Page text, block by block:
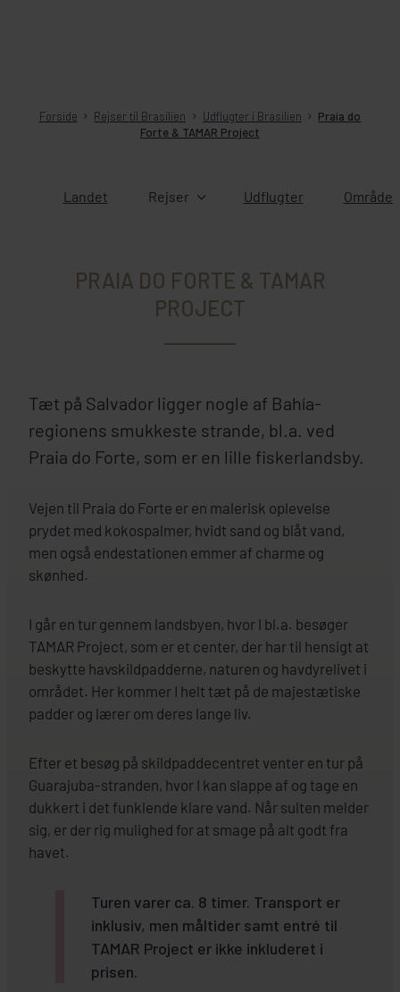
Forside Rejser til Brasilien Udflugter i Brasilien
Praia do
Forte & TAMAR Project
Landet Rejser Udflugter
PRAIA DO FORTE & TAMAR
PROJECT
Tæt på Salvador ligger nogle af Bahía-
regionens smukkeste strande, bl.a. ved
Praia do Forte, som er en lille fiskerlandsby.
Vejen til Praia do Forte er en malerisk oplevelse
prydet med kokospalmer, hvidt sand og blåt vand,
men også endestationen emmer af charme og
skønhed.
I går en tur gennem landsbyen, hvor I bl.a. besøger
TAMAR Project, som er et center, der har til hensigt at
beskytte havskildpadderne, naturen og havdyrelivet i
området. Her kommer I helt tæt på de majestætiske
padder og lærer om deres lange liv.
Efter et besøg på skildpaddecentret venter en tur på
Guarajuba-stranden, hvor I kan slappe af og tage en
dukkert i det funklende klare vand. Når sulten melder
sig, er der rig mulighed for at smage på alt godt fra
havet.
Turen varer ca. 8 timer. Transport er
inklusiv, men måltider samt entré til
TAMAR Project er ikke inkluderet i
prisen.